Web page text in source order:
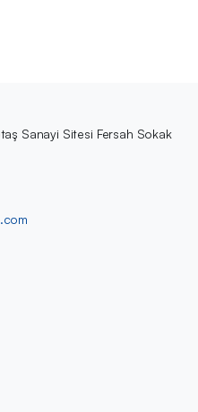
Sanayi Sitesi Fersah Sokak